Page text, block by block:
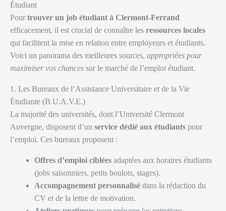
Étudiant
Pour trouver un job étudiant à Clermont-Ferrand
efficacement, il est crucial de connaître les ressources locales
qui facilitent la mise en relation entre employeurs et étudiants.
Voici un panorama des meilleures sources, appropriées pour
maximiser vos chances sur le marché de l’emploi étudiant.
1. Les Bureaux de l’Assistance Universitaire et de la Vie
Étudiante (B.U.A.V.E.)
La majorité des universités, dont l’Université Clermont
Auvergne, disposent d’un service dédié aux étudiants pour
l’emploi. Ces bureaux proposent :
Offres d’emploi ciblées adaptées aux horaires étudiants
(jobs saisonniers, petits boulots, stages).
Accompagnement personnalisé dans la rédaction du
CV et de la lettre de motivation.